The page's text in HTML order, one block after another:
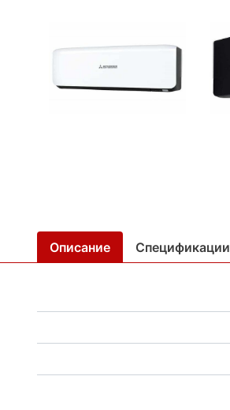
Описание Спецификации